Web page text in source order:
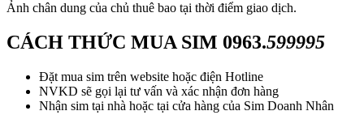
Ảnh chân dung của chủ thuê bao tại thời điểm giao dịch.
CÁCH THỨC MUA SIM 0963.599995
Đặt mua sim trên website hoặc điện Hotline
NVKD sẽ gọi lại tư vấn và xác nhận đơn hàng
Nhận sim tại nhà hoặc tại cửa hàng của Sim Doanh Nhân